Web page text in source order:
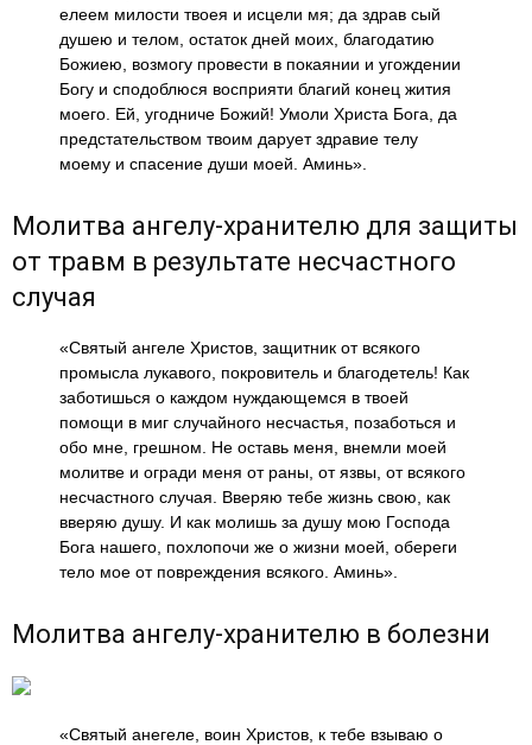
елеем милости твоея и исцели мя; да здрав сый
душею и телом, остаток дней моих, благодатию
Божиею, возмогу провести в покаянии и угождении
Богу и сподоблюся восприяти благий конец жития
моего. Ей, угодниче Божий! Умоли Христа Бога, да
предстательством твоим дарует здравие телу
моему и спасение души моей. Аминь».
Молитва ангелу-хранителю для защиты
от травм в результате несчастного
случая
«Святый ангеле Христов, защитник от всякого
промысла лукавого, покровитель и благодетель! Как
заботишься о каждом нуждающемся в твоей
помощи в миг случайного несчастья, позаботься и
обо мне, грешном. Не оставь меня, внемли моей
молитве и огради меня от раны, от язвы, от всякого
несчастного случая. Вверяю тебе жизнь свою, как
вверяю душу. И как молишь за душу мою Господа
Бога нашего, похлопочи же о жизни моей, обереги
тело мое от повреждения всякого. Аминь».
Молитва ангелу-хранителю в болезни
«Святый анегеле, воин Христов, к тебе взываю о